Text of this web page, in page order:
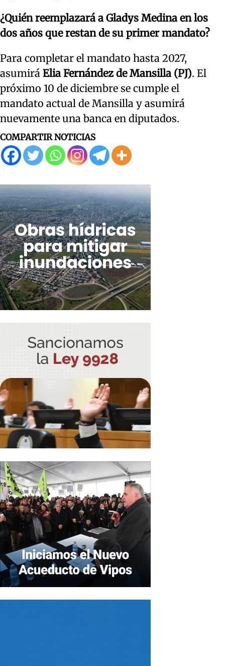
¿Quién reemplazará a Gladys Medina en los
dos años que restan de su primer mandato?
Para completar el mandato hasta 2027,
asumirá Elia Fernández de Mansilla (PJ). El
próximo 10 de diciembre se cumple el
mandato actual de Mansilla y asumirá
nuevamente una banca en diputados.
COMPARTIR NOTICIAS